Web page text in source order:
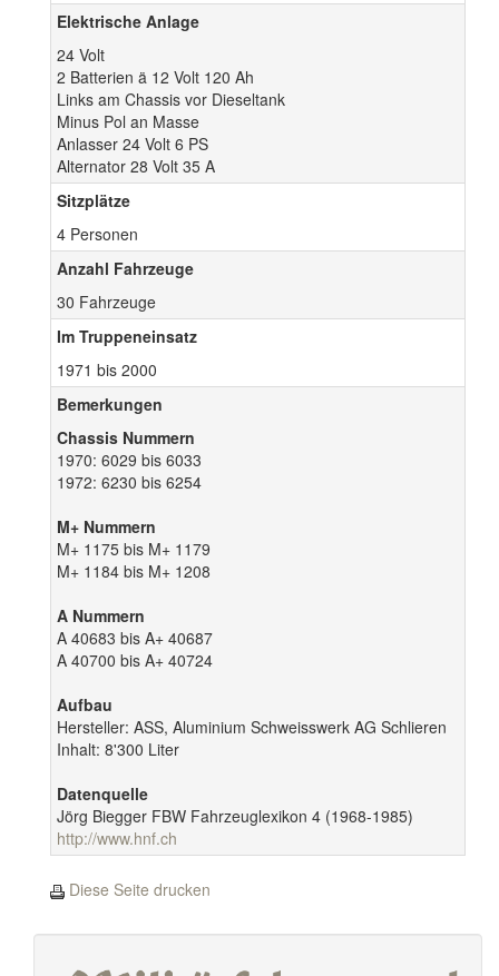
Elektrische Anlage
24 Volt
2 Batterien ä 12 Volt 120 Ah
Links am Chassis vor Dieseltank
Minus Pol an Masse
Anlasser 24 Volt 6 PS
Alternator 28 Volt 35 A
Sitzplätze
4 Personen
Anzahl Fahrzeuge
30 Fahrzeuge
Im Truppeneinsatz
1971 bis 2000
Bemerkungen
Chassis Nummern
1970: 6029 bis 6033
1972: 6230 bis 6254
M+ Nummern
M+ 1175 bis M+ 1179
M+ 1184 bis M+ 1208
A Nummern
A 40683 bis A+ 40687
A 40700 bis A+ 40724
Aufbau
Hersteller: ASS, Aluminium Schweisswerk AG Schlieren
Inhalt: 8'300 Liter
Datenquelle
Jörg Biegger FBW Fahrzeuglexikon 4 (1968-1985)
http://www.hnf.ch
Diese Seite drucken